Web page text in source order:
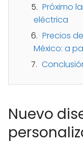
Próximo
eléctrica
Precios
México: a
Nuevo